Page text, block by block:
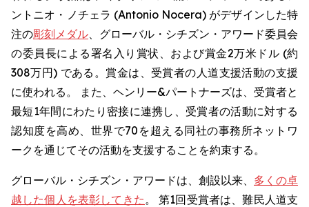
ントニオ・ノチェラ (Antonio Nocera) がデザインした特
注の彫刻メダル、グローバル・シチズン・アワード委員会
の委員長による署名入り賞状、および賞金2万米ドル (約
308万円) である。賞金は、受賞者の人道支援活動の支援
に使われる。 また、ヘンリー&パートナーズは、受賞者と
最短1年間にわたり密接に連携し、受賞者の活動に対する
認知度を高め、世界で70を超える同社の事務所ネットワ
ークを通じてその活動を支援することを約束する。
グローバル・シチズン・アワードは、創設以来、 多くの卓
越した個人を表彰してきた。 第1回受賞者は、難民人道支